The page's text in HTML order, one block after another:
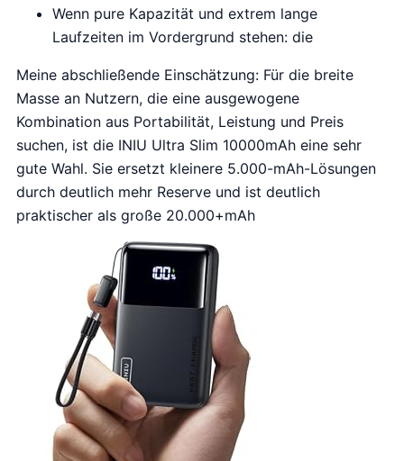
Wenn pure Kapazität und extrem lange
Laufzeiten im Vordergrund stehen: die
Meine abschließende Einschätzung: Für die breite
Masse an Nutzern, die eine ausgewogene
Kombination aus Portabilität, Leistung und Preis
suchen, ist die INIU Ultra Slim 10000mAh eine sehr
gute Wahl. Sie ersetzt kleinere 5.000-mAh-Lösungen
durch deutlich mehr Reserve und ist deutlich
praktischer als große 20.000+mAh